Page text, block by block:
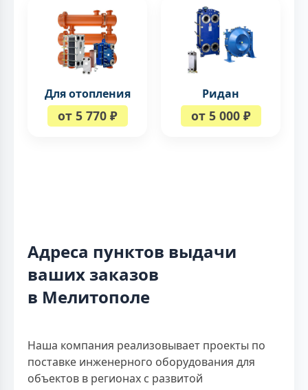
Для отопления
от 5 770 ₽
Ридан
от 5 000 ₽
Адреса пунктов выдачи
ваших заказов
в Мелитополе
Наша компания реализовывает проекты по
поставке инженерного оборудования для
объектов в регионах с развитой